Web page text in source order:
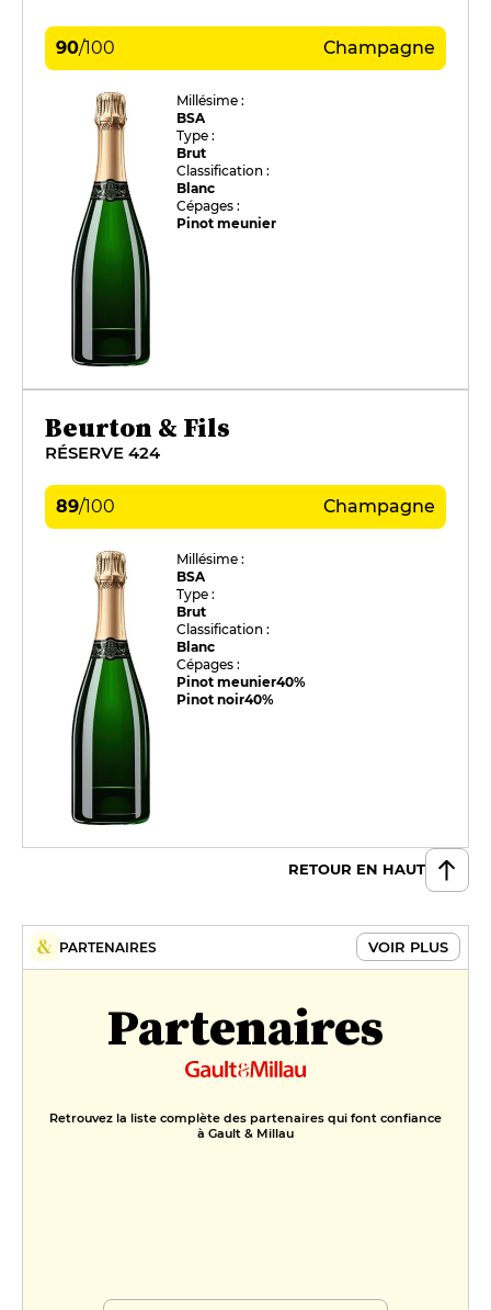
90/100 Champagne
Millésime :
BSA
Type :
Brut
Classification :
Blanc
Cépages :
Pinot meunier
Beurton & Fils
RÉSERVE 424
89/100 Champagne
Millésime :
BSA
Type :
Brut
Classification :
Blanc
Cépages :
Pinot meunier40%
Pinot noir40%
RETOUR EN HAUT
PARTENAIRES VOIR PLUS
Partenaires
Retrouvez la liste complète des partenaires qui font confiance
à Gault & Millau